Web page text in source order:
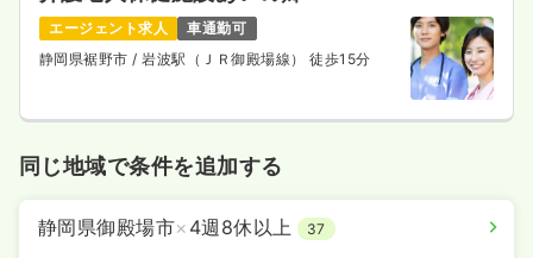
エージェント求人
車通勤可
静岡県裾野市/ 岩波駅（ＪＲ御殿場線） 徒歩15分
同じ地域で条件を追加する
静岡県御殿場市× 4週8休以上 37